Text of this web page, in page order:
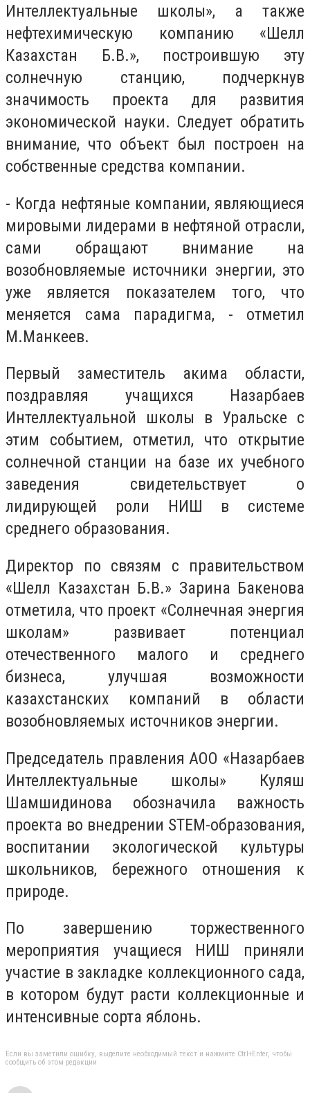
Интеллектуальные школы», а также
нефтехимическую компанию «Шелл
Казахстан Б.В.», построившую эту
солнечную станцию, подчеркнув
значимость проекта для развития
экономической науки. Следует обратить
внимание, что объект был построен на
собственные средства компании.
- Когда нефтяные компании, являющиеся
мировыми лидерами в нефтяной отрасли,
сами обращают внимание на
возобновляемые источники энергии, это
уже является показателем того, что
меняется сама парадигма, - отметил
М.Манкеев.
Первый заместитель акима области,
поздравляя учащихся Назарбаев
Интеллектуальной школы в Уральске с
этим событием, отметил, что открытие
солнечной станции на базе их учебного
заведения свидетельствует о
лидирующей роли НИШ в системе
среднего образования.
Директор по связям с правительством
«Шелл Казахстан Б.В.» Зарина Бакенова
отметила, что проект «Солнечная энергия
школам» развивает потенциал
отечественного малого и среднего
бизнеса, улучшая возможности
казахстанских компаний в области
возобновляемых источников энергии.
Председатель правления АОО «Назарбаев
Интеллектуальные школы» Куляш
Шамшидинова обозначила важность
проекта во внедрении STEM-образования,
воспитании экологической культуры
школьников, бережного отношения к
природе.
По завершению торжественного
мероприятия учащиеся НИШ приняли
участие в закладке коллекционного сада,
в котором будут расти коллекционные и
интенсивные сорта яблонь.
Если вы заметили ошибку, выделите необходимый текст и нажмите Ctrl+Enter, чтобы
сообщить об этом редакции